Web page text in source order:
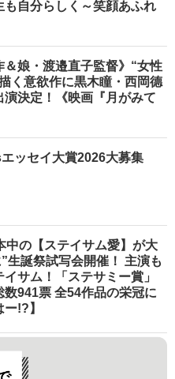
自分らしく～笑顔あふれ
＆娘・渡邉直子監督》“女性
く意欲作に黒木瞳・西岡德
演決定！《映画『月がみて
ッセイ大賞2026大募集
中の【ステイサム愛】が大
生誕祭試写会開催！ 主演も
サム！「ステサミー賞」
数941票 全54作品の栄冠に
!?】